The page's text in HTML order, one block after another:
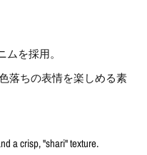
を採用。
落ちの表情を楽しめる素
a crisp, "shari" texture.